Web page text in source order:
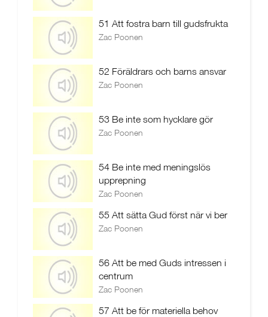
51 Att fostra barn till gudsfrukta
Zac Poonen
52 Föräldrars och barns ansvar
Zac Poonen
53 Be inte som hycklare gör
Zac Poonen
54 Be inte med meningslös
upprepning
Zac Poonen
55 Att sätta Gud först när vi ber
Zac Poonen
56 Att be med Guds intressen i
centrum
Zac Poonen
57 Att be för materiella behov